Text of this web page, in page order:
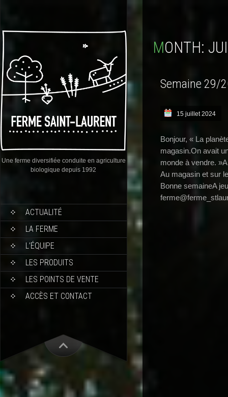
Une ferme diversifiée conduite en agriculture
biologique depuis 1992
ACTUALITÉ
LA FERME
L’ÉQUIPE
LES PRODUITS
LES POINTS DE VENTE
ACCÈS ET CONTACT
MONTH:
Semaine 29/
15 juillet 2024
Bonjour, « La
magasin.On avait
monde à vendre.
Au magasin et sur
Bonne semaineA